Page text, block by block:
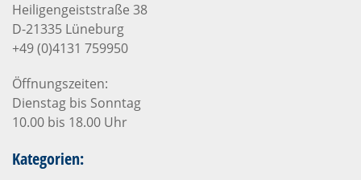
Heiligengeiststraße 38
D-21335 Lüneburg
+49 (0)4131 759950
Öffnungszeiten:
Dienstag bis Sonntag
10.00 bis 18.00 Uhr
Kategorien: